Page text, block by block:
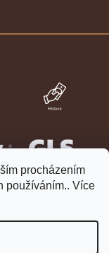
procházením
používáním.. Více